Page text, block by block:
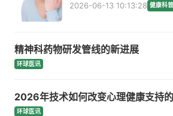
2026-06-13 10:13:28 健康科普
精神科药物研发管线的新进展
环球医讯
2026年技术如何改变心理健康支持
环球医讯